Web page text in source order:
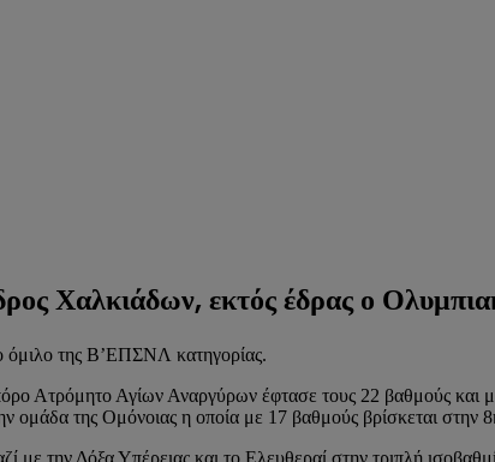
Χαλκιάδων, εκτός έδρας ο
όμιλο της Β’ΕΠΣΝΛ κατηγορίας.
Ατρόμητο Αγίων Αναργύρων έφτασε τους 22 βαθμούς
ομάδα της Ομόνοιας η οποία με 17 βαθμούς βρίσκεται στην
την Δόξα Υπέρειας και το Ελευθεραί στην τριπλή